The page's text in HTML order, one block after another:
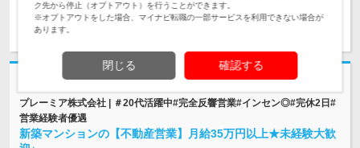
求人詳細を見る 気になる
志望動機・自己PR不要
プレーミア株式会社 | ＃20代活躍中#完全反響営業#インセン◎#完休2日#
営業経験者優遇
新築マンションの【不動産営業】月給35万円以上★未経験大歓
ク先から停止（オプトアウト）を行うことができます。
※オプトアウトをした場合、マイナビ転職の一部サービスを利用できない場合が
あります。
閉じる 確認する